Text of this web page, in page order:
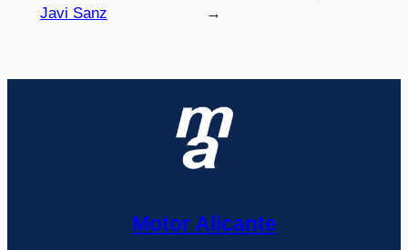
Javi Sanz
→
Motor Alicante